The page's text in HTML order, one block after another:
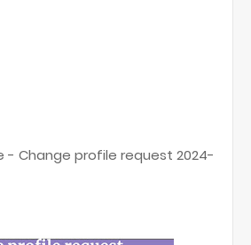
- Change profile request 2024-